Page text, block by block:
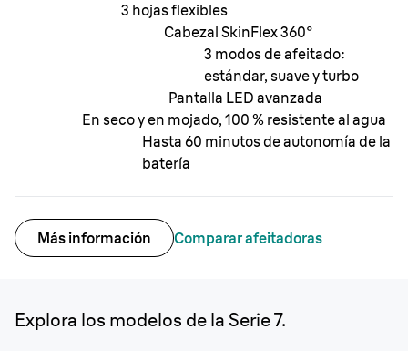
3 hojas flexibles
Cabezal SkinFlex 360°
3 modos de afeitado:
estándar, suave y turbo
Pantalla LED avanzada
En seco y en mojado, 100 % resistente al agua
Hasta 60 minutos de autonomía de la
batería
Más información Comparar afeitadoras
Explora los modelos de la Serie 7.